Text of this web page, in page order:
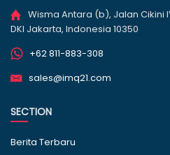
Wisma Antara (b), Jalan Cikini
DKI Jakarta, Indonesia 10350
+62 811-883-308
sales@imq21.com
SECTION
Berita Terbaru